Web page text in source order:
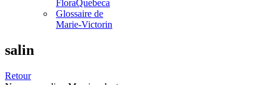
FloraQuebeca
Glossaire de
Marie-Victorin
salin
Retour